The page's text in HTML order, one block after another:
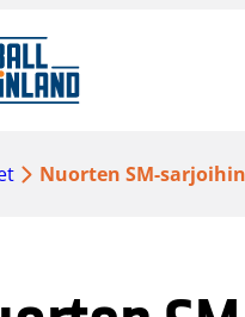
Nuorten SM-